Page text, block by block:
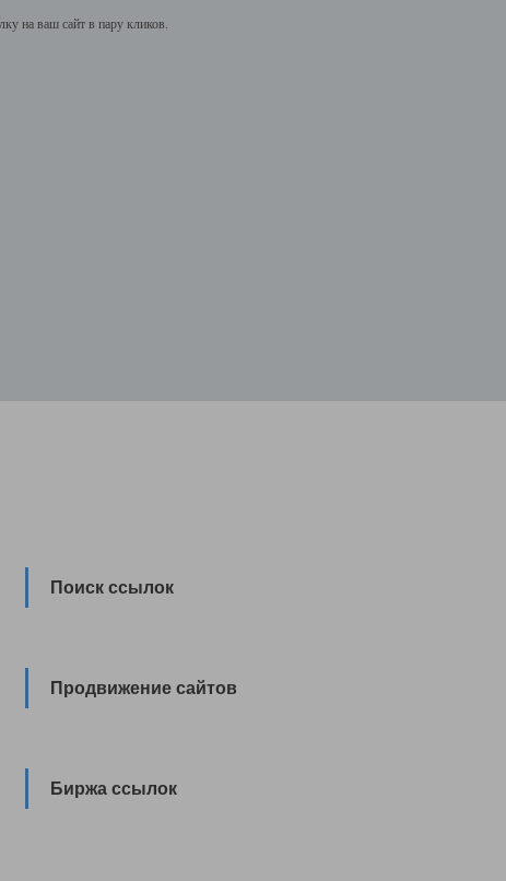
на ваш сайт в пару кликов.
Поиск ссылок
Продвижение сайтов
Биржа ссылок